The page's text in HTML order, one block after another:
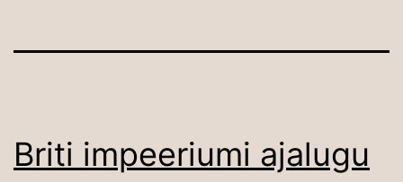
Briti impeeriumi ajalugu